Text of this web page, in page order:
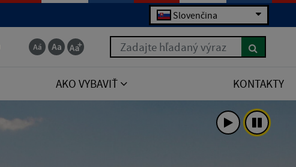
Slovenčina
Zadajte hľadaný výraz
AKO VYBAVIŤ KONTAKTY